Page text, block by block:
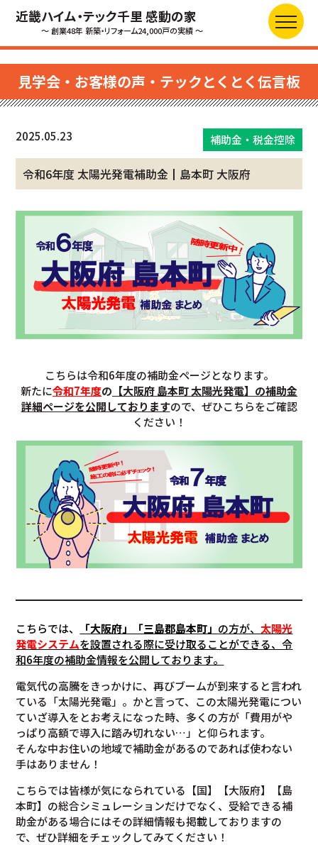
近畿ハイム・テック千里 感動の家
～ 創業48年 新築・リフォーム24,000戸の実績 ～
見学会・お客様の声・テックとくとく伝言板
2025.05.23 補助金・税金控除
令和6年度 太陽光発電補助金┃島本町 大阪府
こちらは令和6年度の補助金ページとなります。
新たに令和7年度の 【大阪府 島本町 太陽光発電】の補助金
詳細ページを公開しておりますので、ぜひこちらをご確認
ください！
こちらでは、 「大阪府」「三島郡島本町」 の方が、太陽光
発電システムを設置される際に受け取ることができる、令
和6年度の補助金情報を公開しております。
電気代の高騰をきっかけに、再びブームが到来すると言われ
ている「太陽光発電」。かと言って、この太陽光発電につい
ていざ導入をとお考えになった時、多くの方が「費用がや
っぱり高額で導入に踏み切れない…」と仰られます。
そんな中お住いの地域で補助金があるのであれば使わない
手はありません！
こちらでは皆様が気になられている【国】【大阪府】【島
本町】の総合シミュレーションだけでなく、受給できる補
助金がある場合にはその詳細情報も掲載しておりますの
で、ぜひ詳細をチェックしてみてください！